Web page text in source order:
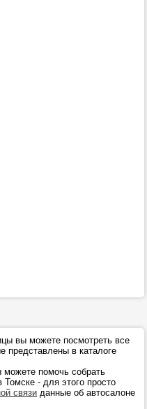
вы можете посмотреть все
представлены в каталоге
можете помочь собрать
- для этого просто
связи данные об автосалоне